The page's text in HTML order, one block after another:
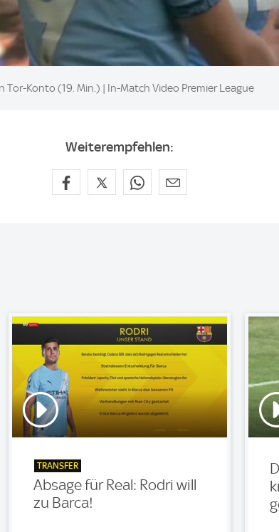
Tor-Konto (19. Min.) | In-Match Video Premier League
Weiterempfehlen:
TRANSFER
Absage für Real: Rodri will
zu Barca!